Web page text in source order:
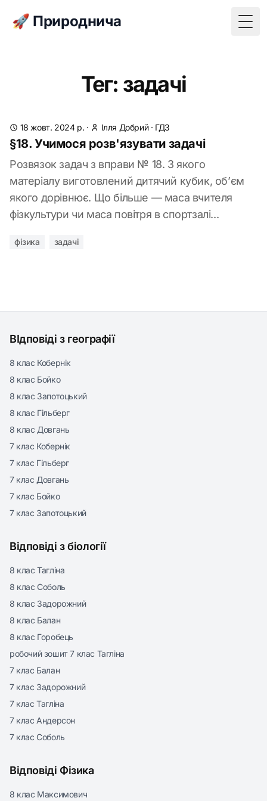
🚀 Природнича
Тег: задачі
18 жовт. 2024 р. · Ілля Добрий· ГДЗ
§18. Учимося розв'язувати задачі
Розвязок задач з вправи № 18. З якого
матеріалу виготовлений дитячий кубик, об’єм
якого дорівнює. Що більше — маса вчителя
фізкультури чи маса повітря в спортзалі...
фізика задачі
ВІдповіді з географії
8 клас Кобернік
8 клас Бойко
8 клас Запотоцький
8 клас Гільберг
8 клас Довгань
7 клас Кобернік
7 клас Гільберг
7 клас Довгань
7 клас Бойко
7 клас Запотоцький
Відповіді з біології
8 клас Тагліна
8 клас Соболь
8 клас Задорожний
8 клас Балан
8 клас Горобець
робочий зошит 7 клас Тагліна
7 клас Балан
7 клас Задорожний
7 клас Тагліна
7 клас Андерсон
7 клас Соболь
Відповіді Фізика
8 клас Максимович